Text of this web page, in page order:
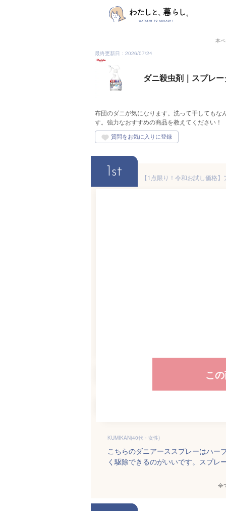
本
最終更新日：2026/07/24
ダニ殺虫剤｜スプレ
布団のダニが気になります。洗って干しても
す。強力なおすすめの商品を教えてください！
1st
こ
KUMIKAN(40代・女性)
こちらのダニアーススプレーはハー
く駆除できるのがいいです。スプレ
全